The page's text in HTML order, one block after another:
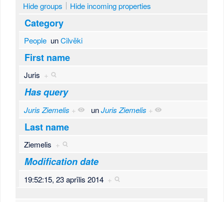
Hide groups Hide incoming properties
Category
PeopleunCilvēki
First name
Juris +
Has query
Juris Ziemelis + unJuris Ziemelis +
Last name
Ziemelis +
Modification date
19:52:15, 23 aprīlis 2014 +